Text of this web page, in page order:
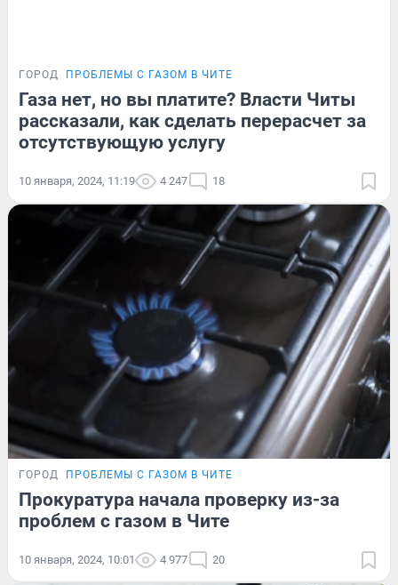
ГОРОД ПРОБЛЕМЫ С ГАЗОМ В ЧИТЕ
Газа нет, но вы платите? Власти Читы
рассказали, как сделать перерасчет за
отсутствующую услугу
10 января, 2024, 11:19 4 247 18
ГОРОД ПРОБЛЕМЫ С ГАЗОМ В ЧИТЕ
Прокуратура начала проверку из-за
проблем с газом в Чите
10 января, 2024, 10:01 4 977 20